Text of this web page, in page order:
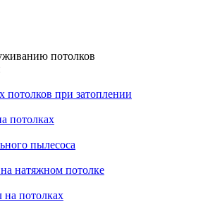
потолков
при затоплении
потолках
пылесоса
натяжном потолке
потолках